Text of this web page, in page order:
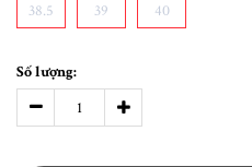
38.5 39 40
Số lượng: